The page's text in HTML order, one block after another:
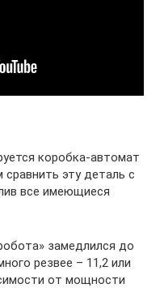
коробка-автомат
эту деталь с
все имеющиеся
замедлился до
резвее – 11,2 или
от мощности